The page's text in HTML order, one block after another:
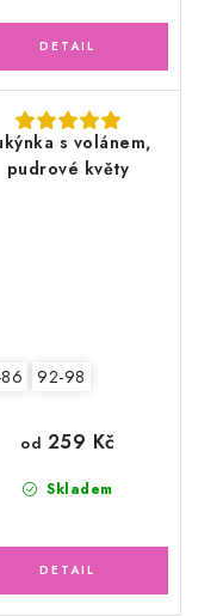
s volánem,
pudrové květy
92-98
Skladem
od 259 Kč